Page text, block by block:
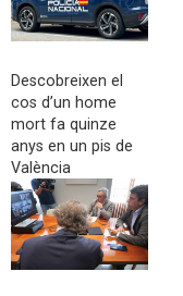
Descobreixen el
cos d’un home
mort fa quinze
anys en un pis de
València